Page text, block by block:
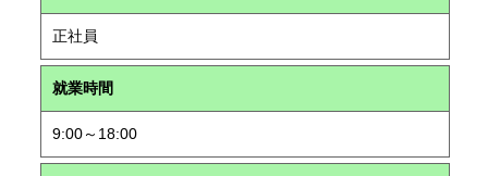
正社員
就業時間
9:00～18:00